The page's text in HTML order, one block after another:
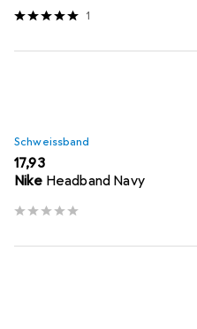
1
Schweissband
EUR
17,93
Nike Headband Navy